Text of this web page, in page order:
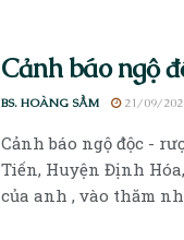
Cảnh báo ngộ
BS. HOÀNG SẦM 21/09/
Cảnh báo ngộ độc -
Tiến, Huyện Định
của anh , vào thăm